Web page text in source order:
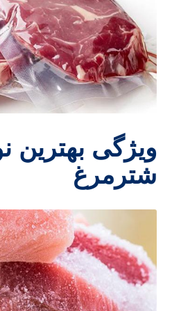
ویژگی
شترمرغ